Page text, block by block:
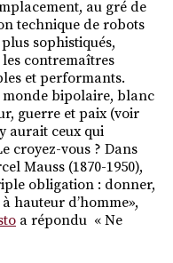
au gré de
technique de robots
sophistiqués,
les contremaîtres
et performants.
monde bipolaire, blanc
guerre et paix (voir
aurait ceux qui
croyez-vous ? Dans
Mauss (1870-1950),
obligation : donner,
hauteur d’homme»,
a répondu « Ne